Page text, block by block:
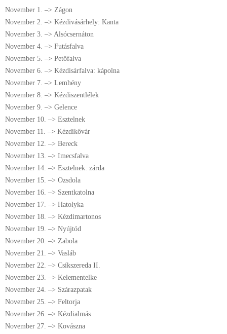
November 1. –> Zágon
November 2. –> Kézdivásárhely: Kanta
November 3. –> Alsócsernáton
November 4. –> Futásfalva
November 5. –> Petőfalva
November 6. –> Kézdisárfalva: kápolna
November 7. –> Lemhény
November 8. –> Kézdiszentlélek
November 9. –> Gelence
November 10. –> Esztelnek
November 11. –> Kézdikővár
November 12. –> Bereck
November 13. –> Imecsfalva
November 14. –> Esztelnek: zárda
November 15. –> Ozsdola
November 16. –> Szentkatolna
November 17. –> Hatolyka
November 18. –> Kézdimartonos
November 19. –> Nyújtód
November 20. –> Zabola
November 21. –> Vasláb
November 22. –> Csíkszereda II.
November 23. –> Kelementelke
November 24. –> Szárazpatak
November 25. –> Feltorja
November 26. –> Kézdialmás
November 27. –> Kovászna